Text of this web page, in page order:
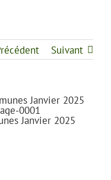
Suivant